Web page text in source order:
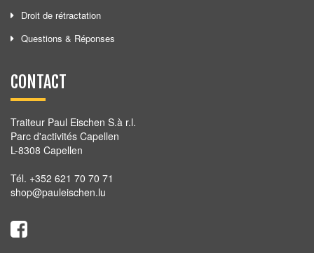
Droit de rétractation
Questions & Réponses
CONTACT
Traiteur Paul Eischen S.à r.l.
Parc d'activités Capellen
L-8308 Capellen
Tél. +352 621 70 70 71
shop@pauleischen.lu